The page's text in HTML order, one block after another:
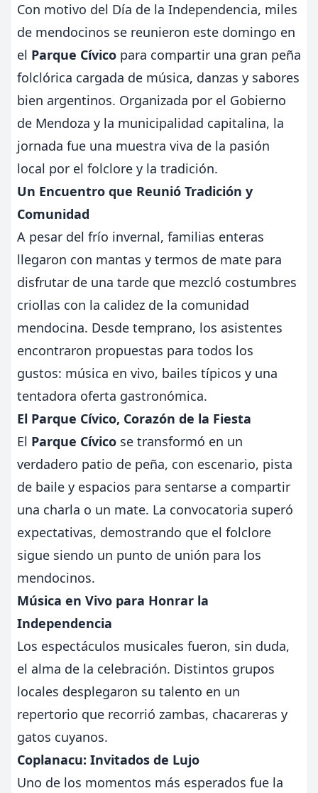
Con motivo del Día de la Independencia, miles
de mendocinos se reunieron este domingo en
el Parque Cívico para compartir una gran peña
folclórica cargada de música, danzas y sabores
bien argentinos. Organizada por el Gobierno
de Mendoza y la municipalidad capitalina, la
jornada fue una muestra viva de la pasión
local por el folclore y la tradición.
Un Encuentro que Reunió Tradición y
Comunidad
A pesar del frío invernal, familias enteras
llegaron con mantas y termos de mate para
disfrutar de una tarde que mezcló costumbres
criollas con la calidez de la comunidad
mendocina. Desde temprano, los asistentes
encontraron propuestas para todos los
gustos: música en vivo, bailes típicos y una
tentadora oferta gastronómica.
El Parque Cívico, Corazón de la Fiesta
El Parque Cívico se transformó en un
verdadero patio de peña, con escenario, pista
de baile y espacios para sentarse a compartir
una charla o un mate. La convocatoria superó
expectativas, demostrando que el folclore
sigue siendo un punto de unión para los
mendocinos.
Música en Vivo para Honrar la
Independencia
Los espectáculos musicales fueron, sin duda,
el alma de la celebración. Distintos grupos
locales desplegaron su talento en un
repertorio que recorrió zambas, chacareras y
gatos cuyanos.
Coplanacu: Invitados de Lujo
Uno de los momentos más esperados fue la